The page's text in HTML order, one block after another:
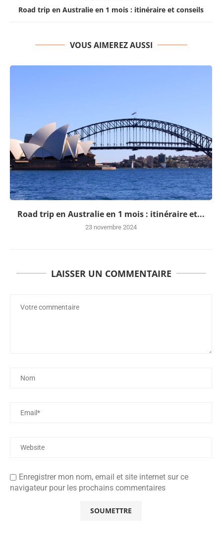
Road trip en Australie en 1 mois : itinéraire et conseils
VOUS AIMEREZ AUSSI
Road trip en Australie en 1 mois : itinéraire et...
23 novembre 2024
LAISSER UN COMMENTAIRE
Enregistrer mon nom, email et site internet sur ce
navigateur pour les prochains commentaires